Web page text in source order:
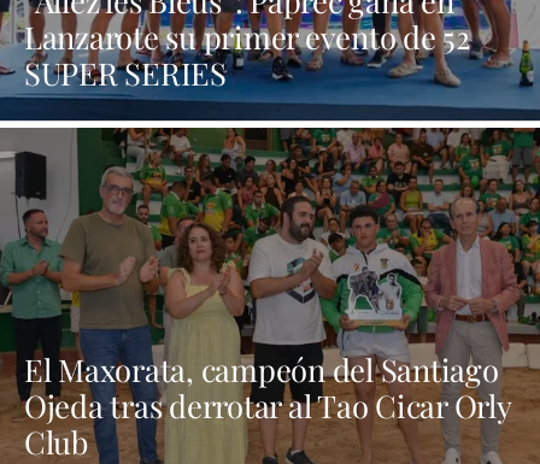
Lanzarote su primer evento de 52
SUPER SERIES
El Maxorata, campeón del Santiago
Ojeda tras derrotar al Tao Cicar Orly
Club